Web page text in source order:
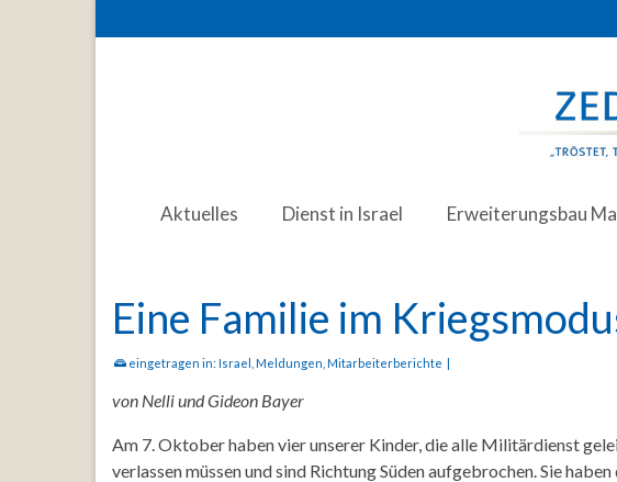
Aktuelles Dienst in Israel Erweiterungsbau
Eine Familie im
eingetragen in: Israel Meldungen Mitarbeiterberichte |
von Nelli und Gideon Bayer
Am 7. Oktober haben vier unserer Kinder, die alle Militärdienst
verlassen müssen und sind Richtung Süden aufgebrochen. Sie